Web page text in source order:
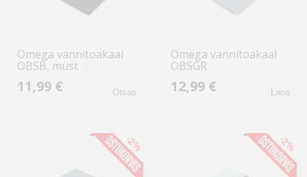
Omega vannitoakaal
OBSB, must
11,99 € Otsas
Omega vannitoakaal
OBSGR
12,99 € Laos
-2% -2%